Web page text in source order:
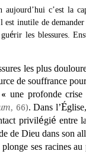
aujourd’hui c’est la
est inutile de demander
érir les blessures.
les plus
de souffrance
« une profonde
, 66). Dans l’É
privilégié entre
de Dieu dans son
plonge ses racines